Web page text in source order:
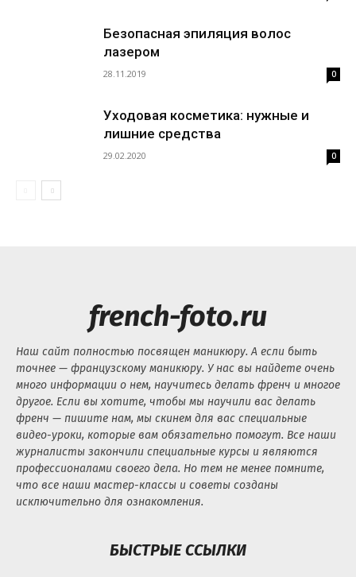
Безопасная эпиляция волос
лазером
28.11.2019 0
Уходовая косметика: нужные и
лишние средства
29.02.2020 0
french-foto.ru
Наш сайт полностью посвящен маникюру. А если быть
точнее — французскому маникюру. У нас вы найдете очень
много информации о нем, научитесь делать френч и многое
другое. Если вы хотите, чтобы мы научили вас делать
френч — пишите нам, мы скинем для вас специальные
видео-уроки, которые вам обязательно помогут. Все наши
журналисты закончили специальные курсы и являются
профессионалами своего дела. Но тем не менее помните,
что все наши мастер-классы и советы созданы
исключительно для ознакомления.
БЫСТРЫЕ ССЫЛКИ